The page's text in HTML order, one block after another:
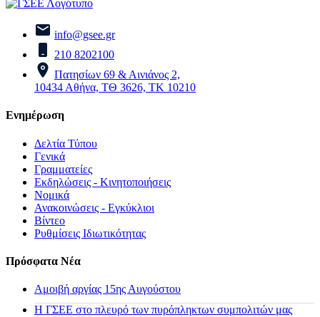
info@gsee.gr
210 8202100
Πατησίων 69 & Αινιάνος 2,
10434 Αθήνα, ΤΘ 3626, ΤΚ 10210
Ενημέρωση
Δελτία Τύπου
Γενικά
Γραμματείες
Εκδηλώσεις - Κινητοποιήσεις
Νομικά
Ανακοινώσεις - Εγκύκλιοι
Βίντεο
Ρυθμίσεις Ιδιωτικότητας
Πρόσφατα Νέα
Αμοιβή αργίας 15ης Αυγούστου
H ΓΣΕΕ στο πλευρό των πυρόπληκτων συμπολιτών μας